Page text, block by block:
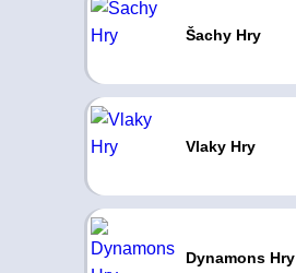
Šachy Hry
Vlaky Hry
Dynamons Hry